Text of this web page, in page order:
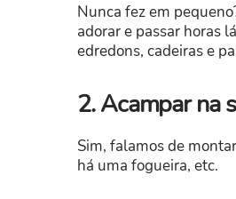
Nunca fez em
adorar e passar horas
edredons, cadeiras e
2. Acampar na
Sim, falamos de
há uma fogueira, etc.